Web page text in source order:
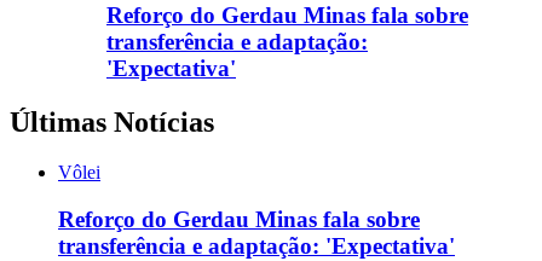
Reforço do Gerdau Minas fala sobre
transferência e adaptação:
'Expectativa'
Últimas Notícias
Vôlei
Reforço do Gerdau Minas fala sobre
transferência e adaptação: 'Expectativa'